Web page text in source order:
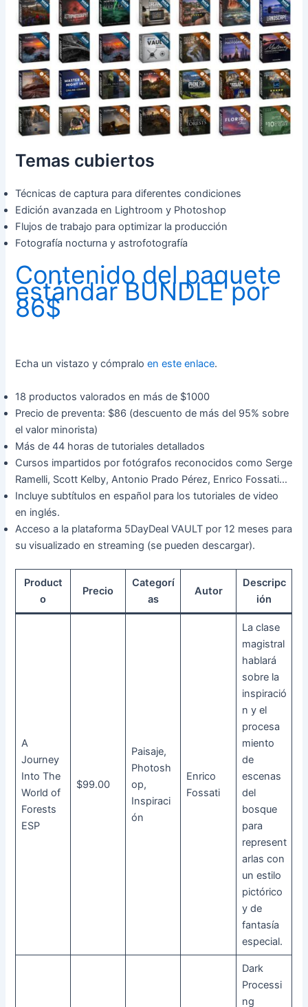
Temas cubiertos
Técnicas de captura para diferentes condiciones
Edición avanzada en Lightroom y Photoshop
Flujos de trabajo para optimizar la producción
Fotografía nocturna y astrofotografía
Contenido del paquete
estándar BUNDLE por
86$
Echa un vistazo y cómpraloen este enlace.
18 productos valorados en más de $1000
Precio de preventa: $86 (descuento de más del 95% sobre
el valor minorista)
Más de 44 horas de tutoriales detallados
Cursos impartidos por fotógrafos reconocidos como Serge
Ramelli, Scott Kelby, Antonio Prado Pérez, Enrico Fossati…
Incluye subtítulos en español para los tutoriales de video
en inglés.
Acceso a la plataforma 5DayDeal VAULT por 12 meses para
su visualizado en streaming (se pueden descargar).
Product
o
Precio
Categorí
as
Autor
Descripc
ión
A
Journey
Into The
World of
Forests
ESP
$99.00
Paisaje,
Photosh
op,
Inspiraci
ón
Enrico
Fossati
La clase
magistral
hablará
sobre la
inspiració
n y el
procesa
miento
de
escenas
del
bosque
para
represent
arlas con
un estilo
pictórico
y de
fantasía
especial.
Dark
Processi
ng